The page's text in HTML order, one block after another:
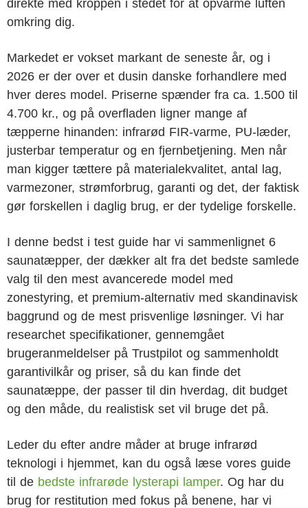
direkte med kroppen i stedet for at opvarme luften
omkring dig.
Markedet er vokset markant de seneste år, og i
2026 er der over et dusin danske forhandlere med
hver deres model. Priserne spænder fra ca. 1.500 til
4.700 kr., og på overfladen ligner mange af
tæpperne hinanden: infrarød FIR-varme, PU-læder,
justerbar temperatur og en fjernbetjening. Men når
man kigger tættere på materialekvalitet, antal lag,
varmezoner, strømforbrug, garanti og det, der faktisk
gør forskellen i daglig brug, er der tydelige forskelle.
I denne bedst i test guide har vi sammenlignet 6
saunatæpper, der dækker alt fra det bedste samlede
valg til den mest avancerede model med
zonestyring, et premium-alternativ med skandinavisk
baggrund og de mest prisvenlige løsninger. Vi har
researchet specifikationer, gennemgået
brugeranmeldelser på Trustpilot og sammenholdt
garantivilkår og priser, så du kan finde det
saunatæppe, der passer til din hverdag, dit budget
og den måde, du realistisk set vil bruge det på.
Leder du efter andre måder at bruge infrarød
teknologi i hjemmet, kan du også læse vores guide
til de bedste infrarøde lysterapi lamper. Og har du
brug for restitution med fokus på benene, har vi